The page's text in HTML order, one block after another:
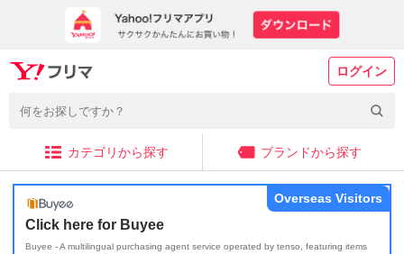
ログイン
カテゴリから探す ブランドから探す
Click here for Buyee
Buyee - A multilingual purchasing agent service operated by tenso, featuring items
Overseas Visitors